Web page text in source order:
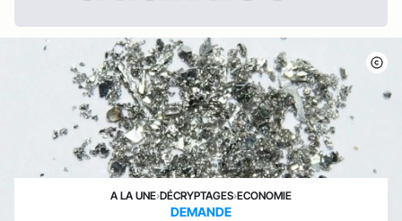
A LA UNE›DÉCRYPTAGES›ECONOMIE
DEMANDE